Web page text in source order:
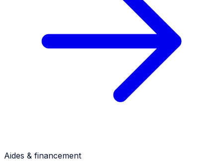
Aides & financement